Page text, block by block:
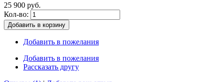
25 900 руб.
Кол-во:
Добавить в корзину
Добавить в пожелания
Добавить в пожелания
Рассказать другу